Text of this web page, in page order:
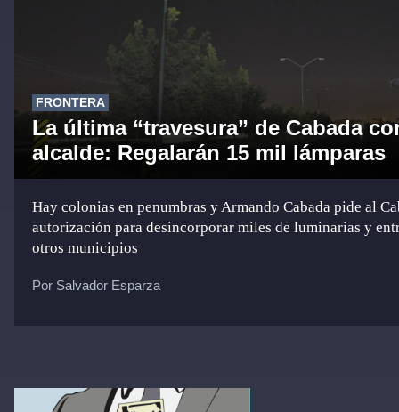
FRONTERA
La última “travesura” de Cabada
alcalde: Regalarán 15 mil lámparas
Hay colonias en penumbras y Armando Cabada pide al
autorización para desincorporar miles de luminarias y
otros municipios
Por Salvador Esparza